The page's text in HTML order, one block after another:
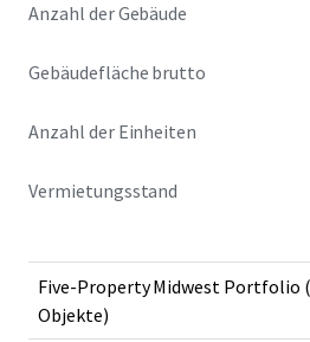
Anzahl der Gebäude
Gebäudefläche brutto
Anzahl der Einheiten
Vermietungsstand
Five-Property Midwest Portfolio
Objekte)